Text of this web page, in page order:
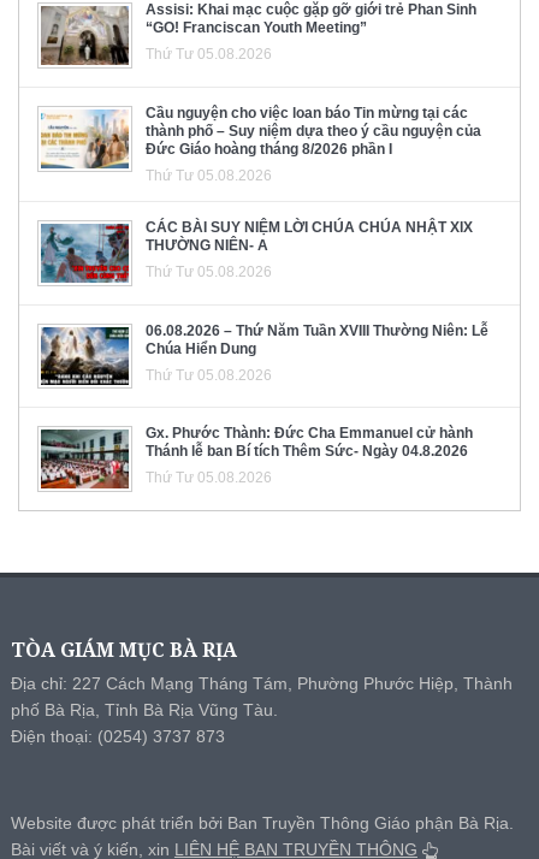
Assisi: Khai mạc cuộc gặp gỡ giới trẻ Phan Sinh
“GO! Franciscan Youth Meeting”
Thứ Tư 05.08.2026
Cầu nguyện cho việc loan báo Tin mừng tại các
thành phố – Suy niệm dựa theo ý cầu nguyện của
Đức Giáo hoàng tháng 8/2026 phần I
Thứ Tư 05.08.2026
CÁC BÀI SUY NIỆM LỜI CHÚA CHÚA NHẬT XIX
THƯỜNG NIÊN- A
Thứ Tư 05.08.2026
06.08.2026 – Thứ Năm Tuần XVIII Thường Niên: Lễ
Chúa Hiển Dung
Thứ Tư 05.08.2026
Gx. Phước Thành: Đức Cha Emmanuel cử hành
Thánh lễ ban Bí tích Thêm Sức- Ngày 04.8.2026
Thứ Tư 05.08.2026
TÒA GIÁM MỤC BÀ RỊA
Địa chỉ: 227 Cách Mạng Tháng Tám, Phường Phước Hiệp, Thành
phố Bà Rịa, Tỉnh Bà Rịa Vũng Tàu.
Điện thoại: (0254) 3737 873
Website được phát triển bởi Ban Truyền Thông Giáo phận Bà Rịa.
Bài viết và ý kiến, xin LIÊN HỆ BAN TRUYỀN THÔNG